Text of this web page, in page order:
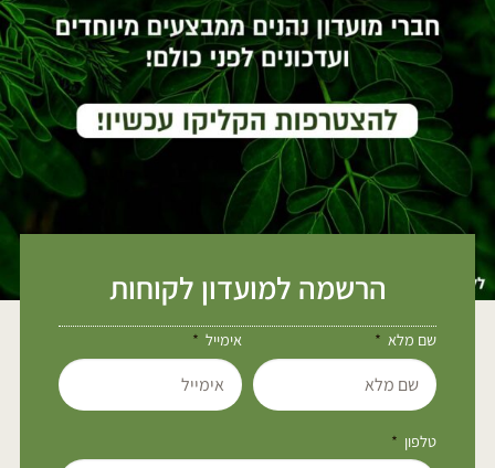
הרשמה למועדון לקוחות
שם מלא אימייל
טלפון